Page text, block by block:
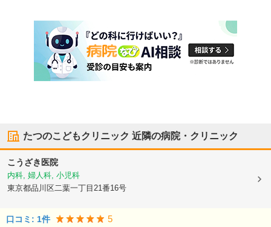
たつのこどもクリニック 近隣の病院・クリニック
こうざき医院
内科, 婦人科, 小児科
東京都品川区二葉一丁目21番16号
口コミ: 1件 5